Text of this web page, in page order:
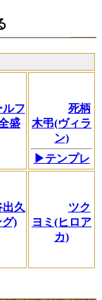
ルフ
盛
死柄
木弔(ヴィラ
ン)
▶テンプレ
久
)
ツク
ヨミ(ヒロア
カ)